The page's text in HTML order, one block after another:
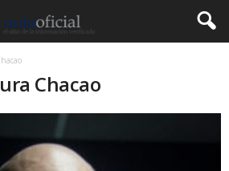
Chacao